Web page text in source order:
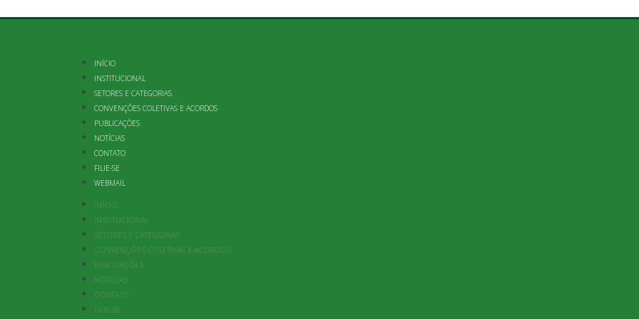
INÍCIO
INSTITUCIONAL
SETORES E CATEGORIAS
CONVENÇÕES COLETIVAS E ACORDOS
PUBLICAÇÕES
NOTÍCIAS
CONTATO
FILIE-SE
WEBMAIL
INÍCIO
INSTITUCIONAL
SETORES E CATEGORIAS
CONVENÇÕES COLETIVAS E ACORDOS
PUBLICAÇÕES
NOTÍCIAS
CONTATO
FILIE-SE